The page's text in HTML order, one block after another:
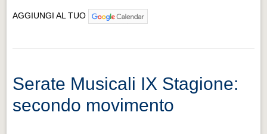
AGGIUNGI AL TUO
Serate Musicali IX Stagione:
secondo movimento